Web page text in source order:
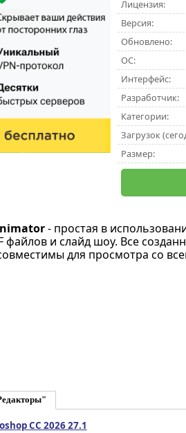
Лицензия:
Версия:
Обновлено:
ОС:
Интерфейс:
Разработчик:
Категории:
Загрузок
Размер:
- простая в
файлов и слайд шоу. Все
для просмотра со
CC 2026 27.1